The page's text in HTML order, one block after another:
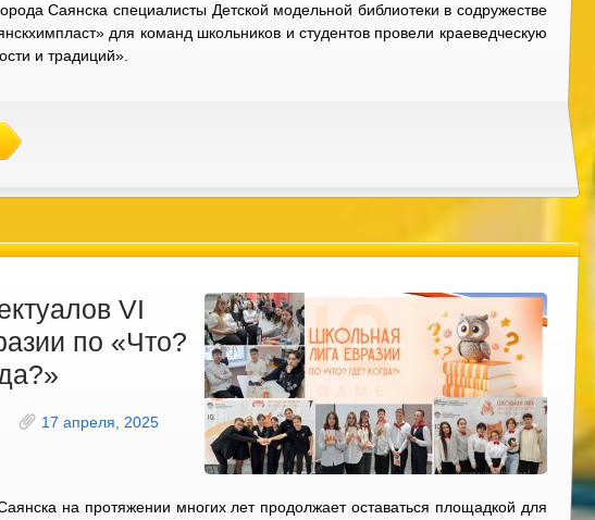
Саянска специалисты Детской модельной библиотеки в содружестве
для команд школьников и студентов провели краеведческую
и традиций».
VI
по «Что?
17 апреля, 2025
на протяжении многих лет продолжает оставаться площадкой для